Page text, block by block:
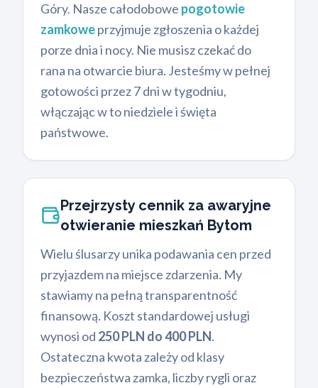
Góry. Nasze całodobowe pogotowie
zamkoweprzyjmuje zgłoszenia o każdej
porze dnia i nocy. Nie musisz czekać do
rana na otwarcie biura. Jesteśmy w pełnej
gotowości przez 7 dni w tygodniu,
włączając w to niedziele i święta
państwowe.
Przejrzysty cennik za awaryjne
otwieranie mieszkań Bytom
Wielu ślusarzy unika podawania cen przed
przyjazdem na miejsce zdarzenia. My
stawiamy na pełną transparentność
finansową. Koszt standardowej usługi
wynosi od 250 PLN do 400 PLN.
Ostateczna kwota zależy od klasy
bezpieczeństwa zamka, liczby rygli oraz